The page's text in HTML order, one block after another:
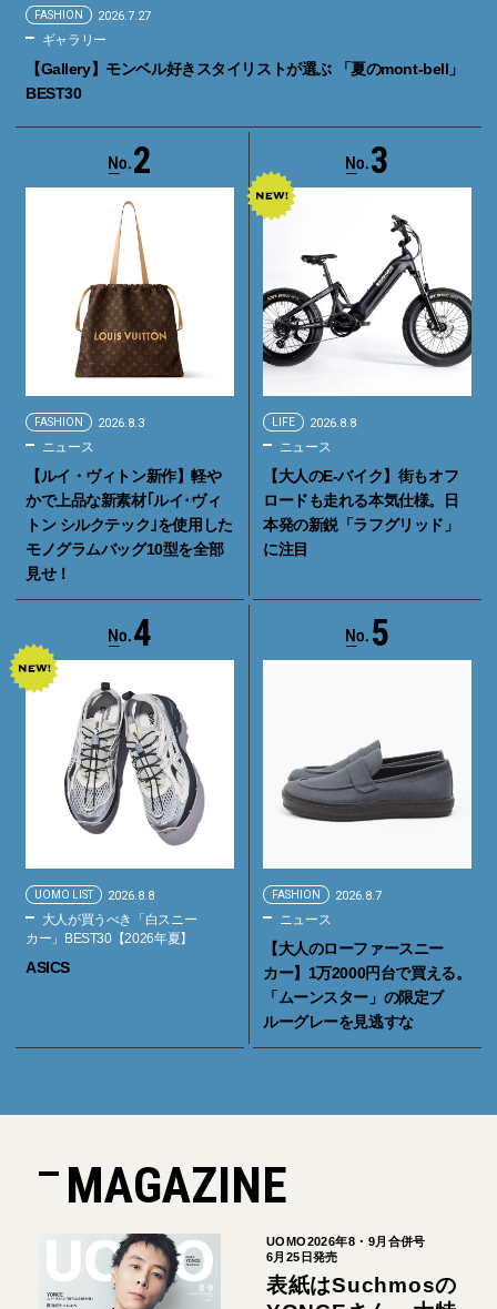
FASHION 2026.7.27
ギャラリー
【Gallery】モンベル好きスタイリストが選ぶ 「夏のmont-bell」
BEST30
2
FASHION 2026.8.3
ニュース
【ルイ・ヴィトン新作】軽や
かで上品な新素材｢ルイ･ヴィ
トン シルクテック｣を使用した
モノグラムバッグ10型を全部
見せ！
3
LIFE 2026.8.8
ニュース
【大人のE-バイク】街もオフ
ロードも走れる本気仕様。日
本発の新鋭「ラフグリッド」
に注目
4
UOMO LIST 2026.8.8
大人が買うべき「白スニー
カー」BEST30【2026年夏】
ASICS
5
FASHION 2026.8.7
ニュース
【大人のローファースニー
カー】1万2000円台で買える。
「ムーンスター」の限定ブ
ルーグレーを見逃すな
MAGAZINE
UOMO2026年8・9月合併号
6月25日発売
表紙はSuchmosの